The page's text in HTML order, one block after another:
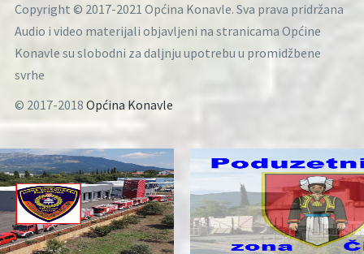
Copyright © 2017-2021 Općina Konavle. Sva prava pridržana
Audio i video materijali objavljeni na stranicama Općine
Konavle su slobodni za daljnju upotrebu u promidžbene
svrhe
© 2017-2018 Općina Konavle